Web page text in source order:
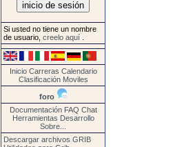
Si usted no tiene un nombre
de usuario, creelo aquí
Inicio Carreras Calendario
Clasificación Moviles
foro
Documentación FAQ Chat
Herramientas Desarrollo
Sobre...
Descargar archivos GRIB